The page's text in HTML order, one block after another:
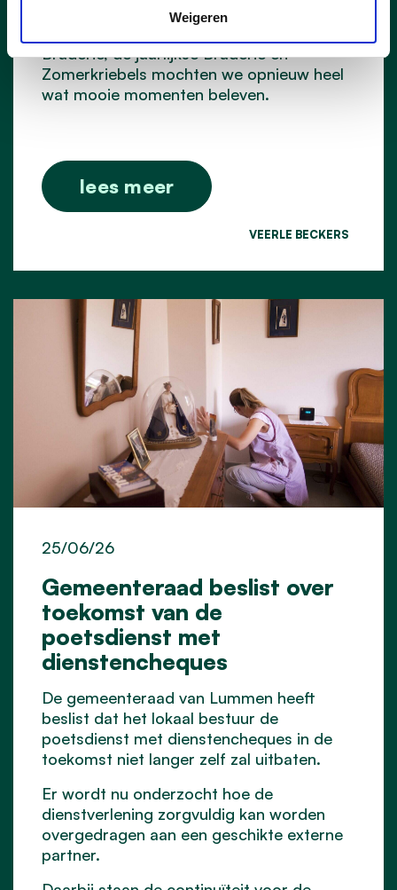
Weigeren
Braderie, de jaarlijkse Braderie en
Zomerkriebels mochten we opnieuw heel
wat mooie momenten beleven.
lees meer
VEERLE BECKERS
Gemeenteraad beslist over
toekomst van de
poetsdienst met
dienstencheques
25/06/26
De gemeenteraad van Lummen heeft
beslist dat het lokaal bestuur de
poetsdienst met dienstencheques in de
toekomst niet langer zelf zal uitbaten.
Er wordt nu onderzocht hoe de
dienstverlening zorgvuldig kan worden
overgedragen aan een geschikte externe
partner.